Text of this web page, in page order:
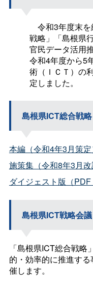
令和3年度末を
戦略」「島根県
官民データ活用
令和4年度から5
術（ＩＣＴ）の
定しました。
島根県ICT総合戦略
本編（令和4年3月策定
施策集（令和8年3月
ダイジェスト版（PDF
島根県ICT戦略会議
「島根県ICT総合戦
的・効率的に推進す
催します。